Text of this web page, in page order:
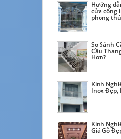
Hướng
cửa cổng
phong
So Sánh
Cầu
Hơn?
Kinh
Inox Đẹp,
Kinh
Giả Gỗ